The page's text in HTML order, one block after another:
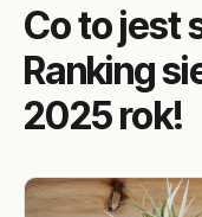
Co to jest
Ranking
2025 rok!